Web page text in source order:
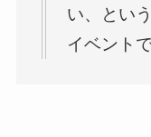
い、とい
イベントで